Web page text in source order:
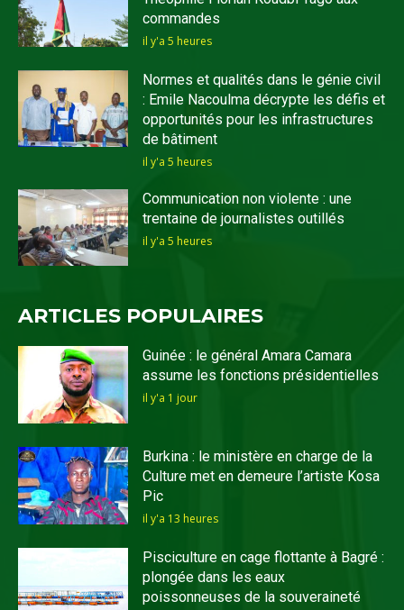
commandes
il y'a 5 heures
Normes et qualités dans le génie civil
: Emile Nacoulma décrypte les défis et
opportunités pour les infrastructures
de bâtiment
il y'a 5 heures
Communication non violente : une
trentaine de journalistes outillés
il y'a 5 heures
ARTICLES POPULAIRES
Guinée : le général Amara Camara
assume les fonctions présidentielles
il y'a 1 jour
Burkina : le ministère en charge de la
Culture met en demeure l’artiste Kosa
Pic
il y'a 13 heures
Pisciculture en cage flottante à Bagré :
plongée dans les eaux
poissonneuses de la souveraineté